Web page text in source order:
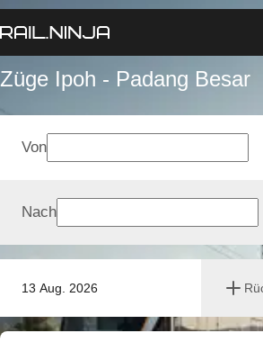
Züge Ipoh - Padang Besar
13 Aug. 2026
Von
Nach